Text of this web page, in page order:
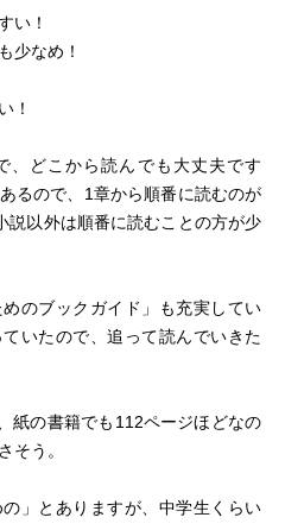
い！
少なめ！
！
、どこから読んでも大丈夫です
るので、1章から順番に読むのが
説以外は順番に読むことの方が少
のブックガイド」も充実してい
いたので、追って読んでいきた
紙の書籍でも112ページほどなの
そう。
」とありますが、中学生くらい